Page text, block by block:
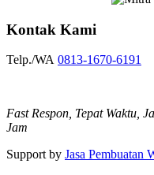
Kontak Kami
Telp./WA 0813-1670-6191
Fast Respon, Tepat Waktu,
Jam
Support by Jasa Pembuatan